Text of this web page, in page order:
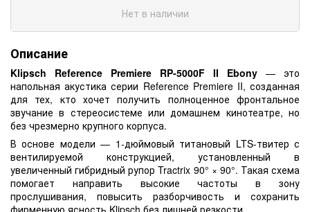
Нет в наличии
Описание
Klipsch Reference Premiere RP-5000F II Ebony — это
напольная акустика серии Reference Premiere II, созданная
для тех, кто хочет получить полноценное фронтальное
звучание в стереосистеме или домашнем кинотеатре, но
без чрезмерно крупного корпуса.
В основе модели — 1-дюймовый титановый LTS-твитер с
вентилируемой конструкцией, установленный в
увеличенный гибридный рупор Tractrix 90° × 90°. Такая схема
помогает направить высокие частоты в зону
прослушивания, повысить разборчивость и сохранить
фирменную ясность Klipsch без лишней резкости.